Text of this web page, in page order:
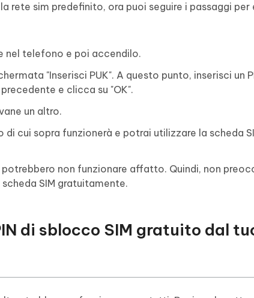
sim predefinito, ora puoi seguire i passaggi per
nel telefono e poi accendilo.
"Inserisci PUK". A questo punto, inserisci un
e clicca su "OK".
un altro.
cui sopra funzionerà e potrai utilizzare la scheda
non funzionare affatto. Quindi, non
SIM gratuitamente.
di sblocco SIM gratuito dal